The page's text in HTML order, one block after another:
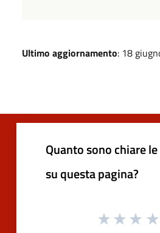
Ultimo aggiornamento: 18
Quanto sono chiare
su questa pagina?